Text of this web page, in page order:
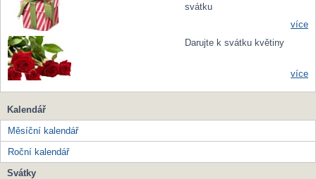
svátku
více
Darujte k svátku květiny
více
Kalendář
Měsíční kalendář
Roční kalendář
Svátky